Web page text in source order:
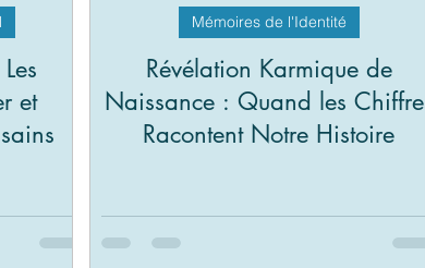
et
Révélation Karmique de
Naissance : Quand les Chiffres
Racontent Notre Histoire
Mémoires de l'Identité